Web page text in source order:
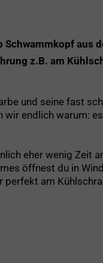
aus
z.B. am
und seine fast
endlich warum:
eher wenig Zeit
öffnest du in
am